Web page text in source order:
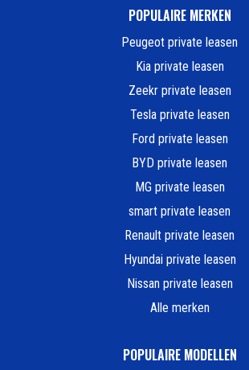
POPULAIRE MERKEN
Peugeot private leasen
Kia private leasen
Zeekr private leasen
Tesla private leasen
Ford private leasen
BYD private leasen
MG private leasen
smart private leasen
Renault private leasen
Hyundai private leasen
Nissan private leasen
Alle merken
POPULAIRE MODELLEN